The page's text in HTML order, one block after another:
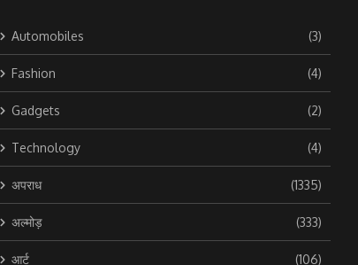
Automobiles (3)
Fashion (4)
Gadgets (2)
Technology (4)
अपराध (1335)
अल्मोड़ (333)
आर्ट (106)